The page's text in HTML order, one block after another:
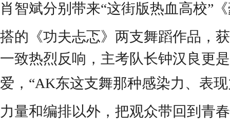
肖智斌分别带来“这街版热血高校”
搭的《功夫忐忑》 两支舞蹈作品，
一致热烈反响，主考队长钟汉良更
爱， “AK东这支舞那种感染力、表
力量和编排以外，把观众带回到青